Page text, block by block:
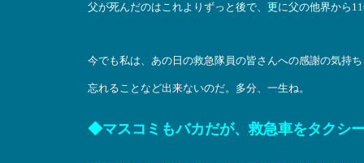
父が死んだのはこれよりずっと後で、更に父の他界から
今でも私は、あの日の救急隊員の皆さんへの感謝の気持
忘れることなど出来ないのだ。多分、一生ね。
◆マスコミもバカだが、救急車をタクシ